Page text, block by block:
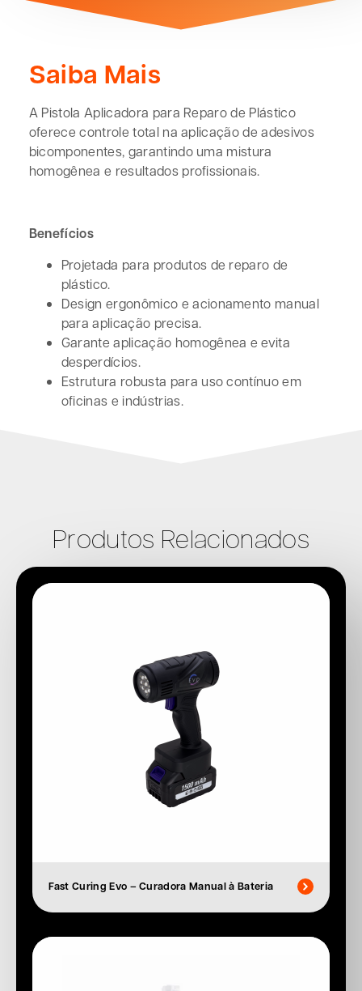
Saiba Mais
A Pistola Aplicadora para Reparo de Plástico
oferece controle total na aplicação de adesivos
bicomponentes, garantindo uma mistura
homogênea e resultados profissionais.
Benefícios
Projetada para produtos de reparo de
plástico.
Design ergonômico e acionamento manual
para aplicação precisa.
Garante aplicação homogênea e evita
desperdícios.
Estrutura robusta para uso contínuo em
oficinas e indústrias.
Produtos Relacionados
Fast Curing Evo – Curadora Manual à Bateria